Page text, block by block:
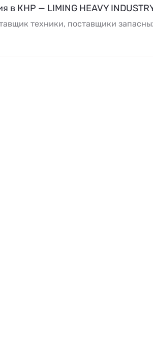
в КНР — LIMING HEAVY
техники, поставщики